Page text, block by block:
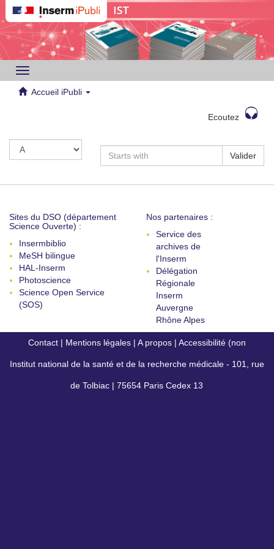
Toggle
navigation
Accueil iPubli
Ecoutez
Valider
Sites du DSO (département
Science Ouverte) :
Insermbiblio
MeSH bilingue
HAL-Inserm
Photoscience
Science Open Service
(SOS)
Nos partenaires :
Service des
archives de
l'Inserm
Délégation
Régionale
Inserm
Auvergne
Rhône Alpes
Contact | Mentions légales | A propos | Accessibilité (non
conforme)
Institut national de la santé et de la recherche médicale - 101, rue
de Tolbiac | 75654 Paris Cedex 13